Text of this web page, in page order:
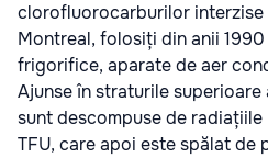
clorofluorocarburilor
Montreal, folosiți din anii
frigorifice, aparate de aer
Ajunse în straturile
sunt descompuse de
TFU, care apoi este spălat de